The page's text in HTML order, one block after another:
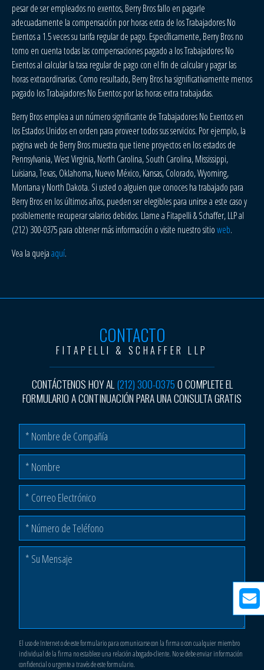
pesar de ser empleados no exentos, Berry Bros fallo en pagarle
adecuadamente la compensación por horas extra de los Trabajadores No
Exentos a 1.5 veces su tarifa regular de pago. Específicamente, Berry Bros no
tomo en cuenta todas las compensaciones pagado a los Trabajadores No
Exentos al calcular la tasa regular de pago con el fin de calcular y pagar las
horas extraordinarias. Como resultado, Berry Bros ha significativamente menos
pagado los Trabajadores No Exentos por las horas extra trabajadas.
Berry Bros emplea a un número significante de Trabajadores No Exentos en
los Estados Unidos en orden para proveer todos sus servicios. Por ejemplo, la
pagina web de Berry Bros muestra que tiene proyectos en los estados de
Pennsylvania, West Virginia, North Carolina, South Carolina, Mississippi,
Luisiana, Texas, Oklahoma, Nuevo México, Kansas, Colorado, Wyoming,
Montana y North Dakota. Si usted o alguien que conoces ha trabajado para
Berry Bros en los últimos años, pueden ser elegibles para unirse a este caso y
posiblemente recuperar salarios debidos. Llame a Fitapelli & Schaffer, LLP al
(212) 300-0375 para obtener más información o visite nuestro sitioweb.
Vea la quejaaquí.
CONTACTO
FITAPELLI & SCHAFFER LLP
CONTÁCTENOS HOY AL (212) 300-0375O COMPLETE EL
FORMULARIO A CONTINUACIÓN PARA UNA CONSULTA GRATIS
El uso de Internet o de este formulario para comunicarse con la firma o con cualquier miembro
individual de la firma no establece una relación abogado-cliente. No se debe enviar información
confidencial o urgente a través de este formulario.